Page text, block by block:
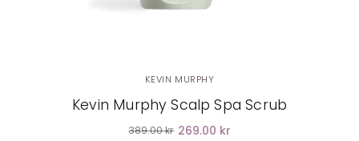
KEVIN MURPHY
Kevin Murphy Scalp Spa Scrub
389.00 kr 269.00 kr